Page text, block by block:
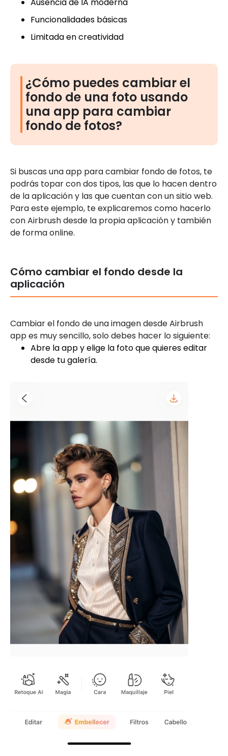
Ausencia de IA moderna
Funcionalidades básicas
Limitada en creatividad
¿Cómo puedes cambiar el
fondo de una foto usando
una app para cambiar
fondo de fotos?
Si buscas una app para cambiar fondo de fotos, te
podrás topar con dos tipos, las que lo hacen dentro
de la aplicación y las que cuentan con un sitio web.
Para este ejemplo, te explicaremos como hacerlo
con Airbrush desde la propia aplicación y también
de forma online.
Cómo cambiar el fondo desde la
aplicación
Cambiar el fondo de una imagen desde Airbrush
app es muy sencillo, solo debes hacer lo siguiente:
Abre la app y elige la foto que quieres editar
desde tu galería.